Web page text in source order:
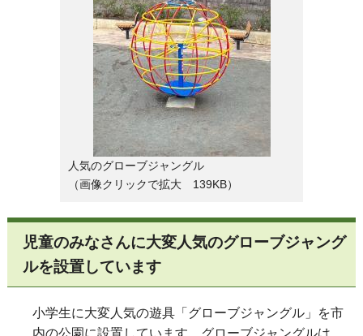
人気のグローブジャングル
（画像クリックで拡大 139KB）
児童のみなさんに大変人気のグローブジャング
ルを設置しています
小学生に大変人気の遊具「グローブジャングル」を市